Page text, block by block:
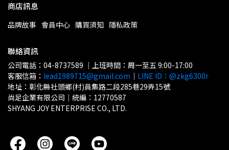
商店訊息
品牌故事 會員中心 購買須知 隱私政策
聯絡資訊
公司電話：04-8737589 ｜上班時間：周一至五 9:00-17:00
客服信箱： lead1989715@gmail.com ｜ LINE ID：@zkg6300r
地址：彰化縣社頭鄉(村)員集路二段285巷29弄15號
尚足企業有限公司｜統編：12770587
SHYANG JOY ENTERPRISE CO., LTD.